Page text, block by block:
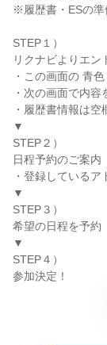
※履歴書・ESの準
STEP１）
リクナビよりエン
・この画面の 青
・次の画面で内
・履歴書情報は
▼
STEP２）
日程予約のご案内
・登録している
▼
STEP３）
希望の日程を予約
▼
STEP４）
参加決定！